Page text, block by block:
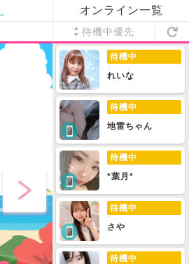
オンライン一覧
待機中優先
待機中
れいな
待機中
地雷ちゃん
待機中
*葉月*
待機中
さや
待機中